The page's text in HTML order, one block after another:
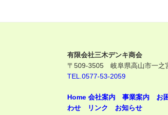
有限会社三木デンキ商会
〒509-3505 岐阜県高山市一之
TEL.0577-53-2059
Home 会社案内 事業案内 お
わせ
リンク お知らせ